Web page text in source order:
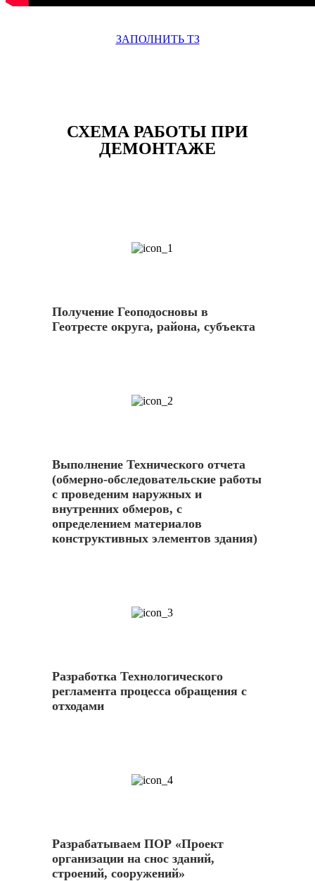
ЗАПОЛНИТЬ ТЗ
СХЕМА РАБОТЫ ПРИ
ДЕМОНТАЖЕ
Получение Геоподосновы в
Геотресте округа, района, субъекта
Выполнение Технического отчета
(обмерно-обследовательские работы
с проведеним наружных и
внутренних обмеров, с
определением материалов
конструктивных элементов здания)
Разработка Технологического
регламента процесса обращения с
отходами
Разрабатываем ПОР «Проект
организации на снос зданий,
строений, сооружений»